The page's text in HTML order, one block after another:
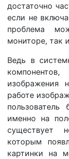
достаточно
если не
проблема
мониторе, так
Ведь в
изображения
работе
именно на
существует
которым
картинки на